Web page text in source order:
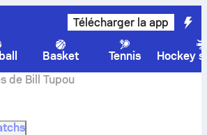
Télécharger la app
Basket Tennis
Hockey
de Bill Tupou